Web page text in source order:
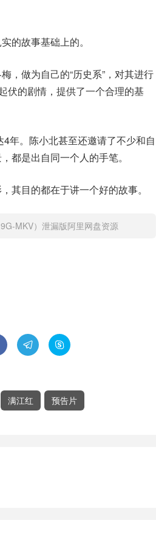
的故事基础上的。
，做为自己的“历史系”，对其进行
伏的剧情，提供了一个合理的基
年。陈小北甚至还邀请了不少和自
都是出自同一个人的手笔。
其目的都在于讲一个好的故事。
MKV）泄漏版阿里网盘资源
 
满江红 预告片